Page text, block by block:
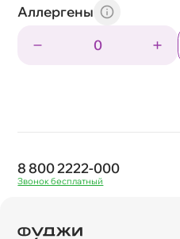
Аллергены
0
8 800 2222-000
Звонок бесплатный